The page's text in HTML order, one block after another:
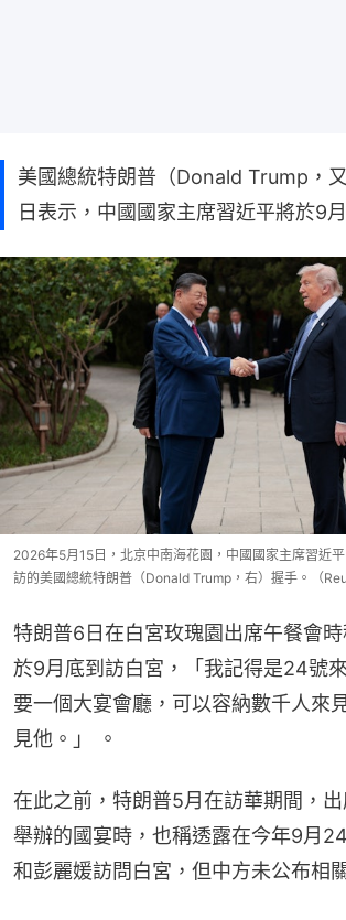
美國總統特朗普（Donald Trump，
日表示，中國國家主席習近平將於9
2026年5月15日，北京中南海花園，中國國家主席習近
訪的美國總統特朗普（Donald Trump，右）握手。（
特朗普6日在白宮玫瑰園出席午餐會
於9月底到訪白宮，「我記得是24號
要一個大宴會廳，可以容納數千人來
見他。」 。
在此之前，特朗普5月在訪華期間，
舉辦的國宴時，也稱透露在今年9月
和彭麗媛訪問白宮，但中方未公布相